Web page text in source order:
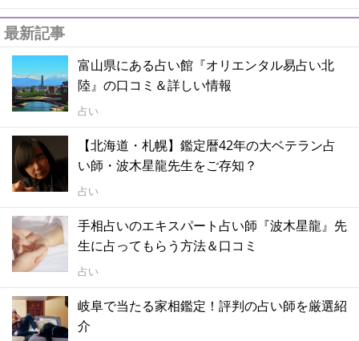
最新記事
富山県にある占い館『オリエンタル易占い北
陸』の口コミ＆詳しい情報
占い
【北海道・札幌】鑑定暦42年の大ベテラン占
い師・波木星龍先生をご存知？
占い
手相占いのエキスパート占い師『波木星龍』先
生に占ってもらう方法＆口コミ
占い
岐阜で当たる家相鑑定！評判の占い師を厳選紹
介